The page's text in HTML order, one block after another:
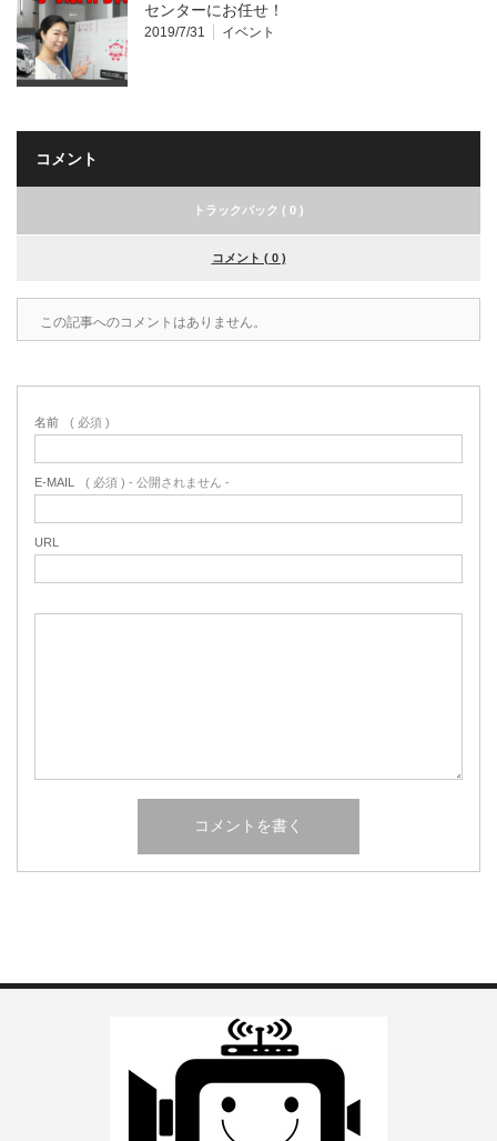
センターにお任せ！
2019/7/31 イベント
コメント
トラックバック ( 0 )
コメント ( 0 )
この記事へのコメントはありません。
名前 ( 必須 )
E-MAIL ( 必須 ) - 公開されません -
URL